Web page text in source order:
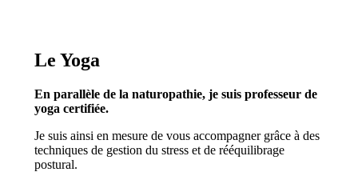
Le Yoga
En parallèle de la naturopathie, je suis professeur de
yoga certifiée.
Je suis ainsi en mesure de vous accompagner grâce à des
techniques de gestion du stress et de rééquilibrage
postural.